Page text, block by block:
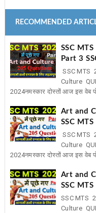
RECOMMENDED
SSC
Part 3
SSC MTS
Culture
2024नमस्कार दोस्तों आज इस वेब
Art and
SSC
SSC MTS
Culture
2024नमस्कार दोस्तों आज इस वेब
Art and
SSC
SSC MTS
Culture